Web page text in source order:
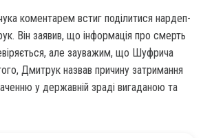
коментарем встиг поділитися нардеп-
Він заявив, що інформація про смерть
але зауважим, що Шуфрича
Дмитрук назвав причину затримання
у державній зраді вигаданою та